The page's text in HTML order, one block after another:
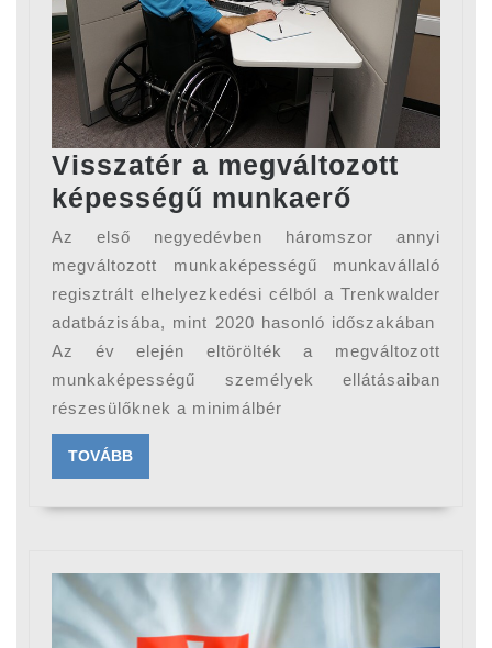
Visszatér a megváltozott
képességű munkaerő
a
munkaerő
Az első negyedévben háromszor annyi
megváltozott munkaképességű munkavállaló
regisztrált elhelyezkedési célból a Trenkwalder
adatbázisába, mint 2020 hasonló időszakában
Az év elején eltörölték a megváltozott
munkaképességű személyek ellátásaiban
részesülőknek a minimálbér
TOVÁBBTOVÁBB